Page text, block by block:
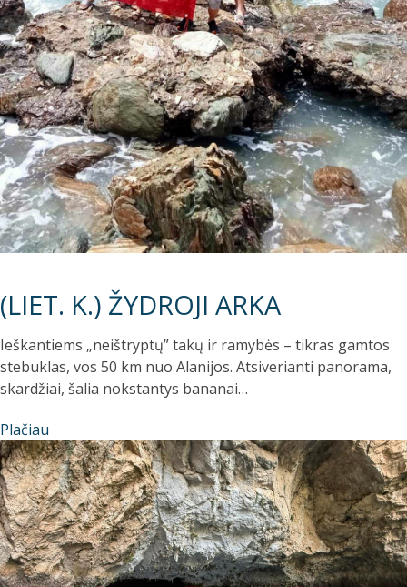
(LIET. K.) ŽYDROJI ARKA
Ieškantiems „neištryptų” takų ir ramybės – tikras gamtos
stebuklas, vos 50 km nuo Alanijos. Atsiverianti panorama,
skardžiai, šalia nokstantys bananai…
Plačiau